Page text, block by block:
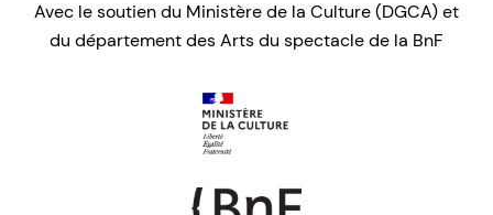
Avec le soutien du Ministère de la Culture (DGCA) et
du département des Arts du spectacle de la BnF